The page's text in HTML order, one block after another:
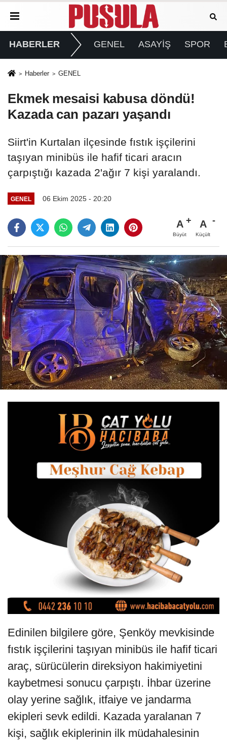
HABERLER GENEL ASAYİŞ SPOR
Haberler GENEL
Ekmek mesaisi kabusa döndü!
Kazada can pazarı yaşandı
Siirt'in Kurtalan ilçesinde fıstık işçilerini
taşıyan minibüs ile hafif ticari aracın
çarpıştığı kazada 2'ağır 7 kişi yaralandı.
GENEL 06 Ekim 2025 - 20:20
A
Büyüt
A
Küçült
Edinilen bilgilere göre, Şenköy mevkisinde
fıstık işçilerini taşıyan minibüs ile hafif ticari
araç, sürücülerin direksiyon hakimiyetini
kaybetmesi sonucu çarpıştı. İhbar üzerine
olay yerine sağlık, itfaiye ve jandarma
ekipleri sevk edildi. Kazada yaralanan 7
kişi, sağlık ekiplerinin ilk müdahalesinin